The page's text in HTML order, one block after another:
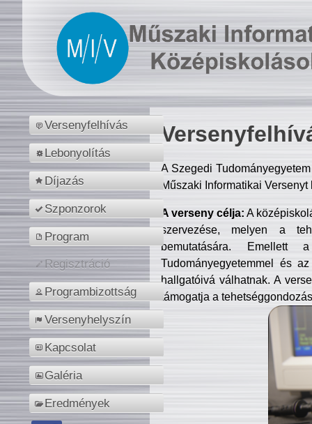
Versenyfelhívás
Lebonyolítás
Díjazás
Szponzorok
Program
Regisztráció
Programbizottság
Versenyhelyszín
Kapcsolat
Galéria
Eredmények
A Szegedi
Műszaki Informatikai
A verseny célja: A
szervezése, melyen a
bemutatására. Emellett
Tudományegyetemmel és
hallgatóivá válhatnak. A
támogatja a